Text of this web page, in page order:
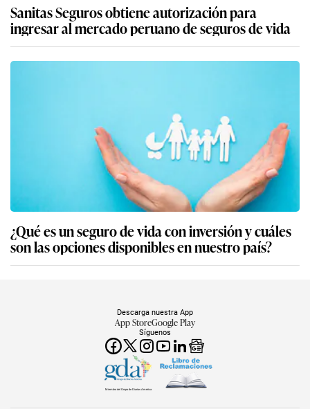
Sanitas Seguros obtiene autorización para
ingresar al mercado peruano de seguros de vida
¿Qué es un seguro de vida con inversión y cuáles
son las opciones disponibles en nuestro país?
Síguenos
Descarga nuestra App
App StoreGoogle Play
Miembro del Grupo de Diarios América